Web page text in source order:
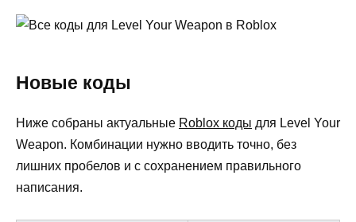
Новые коды
Ниже собраны актуальные Roblox коды для Level Your
Weapon. Комбинации нужно вводить точно, без
лишних пробелов и с сохранением правильного
написания.